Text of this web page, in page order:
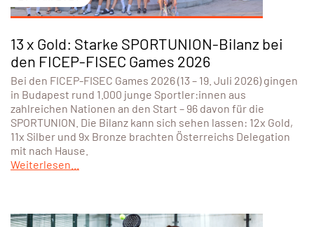
13 x Gold: Starke SPORTUNION-Bilanz bei
den FICEP-FISEC Games 2026
Bei den FICEP-FISEC Games 2026 (13 – 19. Juli 2026) gingen
in Budapest rund 1.000 junge Sportler:innen aus
zahlreichen Nationen an den Start – 96 davon für die
SPORTUNION. Die Bilanz kann sich sehen lassen: 12x Gold,
11x Silber und 9x Bronze brachten Österreichs Delegation
mit nach Hause.
Weiterlesen...